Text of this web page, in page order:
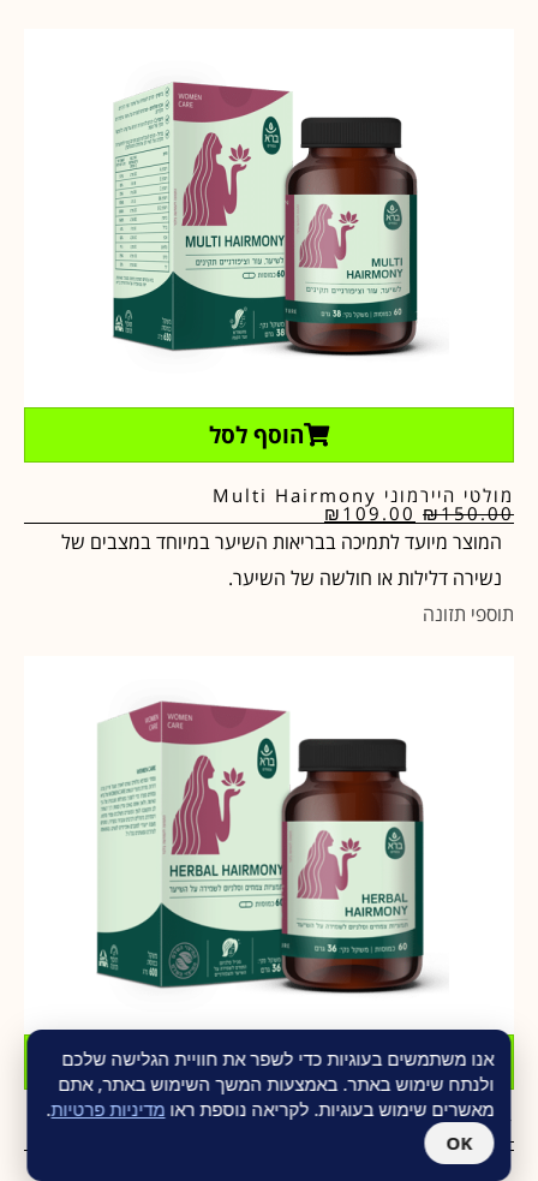
הוסף לסל
מולטי היירמוני Multi Hairmony
₪150.00
₪ 109.00
המוצר מיועד לתמיכה בבריאות השיער במיוחד במצבים של
נשירה דלילות או חולשה של השיער.
תוספי תזונה
הוסף לסל
Herbal Hairmony מבית ברא
₪ 150.00
צמחי מרפא מהרפואות המסורתיות הכולךלים גם את המינרל
אנו משתמשים בעוגיות כדי לשפר את חוויית הגלישה שלכם
ולנתח שימוש באתר. באמצעות המשך השימוש באתר, אתם
מאשרים שימוש בעוגיות. לקריאה נוספת ראו מדיניות פרטיות.
OK